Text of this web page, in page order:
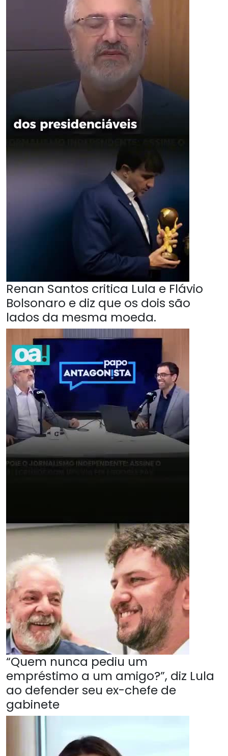
Renan Santos critica Lula e Flávio
Bolsonaro e diz que os dois são
lados da mesma moeda.
“Quem nunca pediu um
empréstimo a um amigo?”, diz Lula
ao defender seu ex-chefe de
gabinete